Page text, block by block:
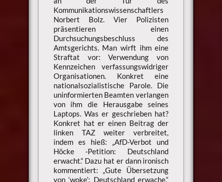
Kommunikationswissenschaftlers
Norbert Bolz. Vier Polizisten
präsentieren einen
Durchsuchungsbeschluss des
Amtsgerichts. Man wirft ihm eine
Straftat vor: Verwendung von
Kennzeichen verfassungswidriger
Organisationen. Konkret eine
nationalsozialistische Parole. Die
uninformierten Beamten verlangen
von ihm die Herausgabe seines
Laptops. Was er geschrieben hat?
Konkret hat er einen Beitrag der
linken TAZ weiter verbreitet,
indem es hieß: „AfD-Verbot und
Höcke -Petition: Deutschland
erwacht.“ Dazu hat er dann ironisch
kommentiert: „Gute Übersetzung
von ‘woke’: Deutschland erwache.“